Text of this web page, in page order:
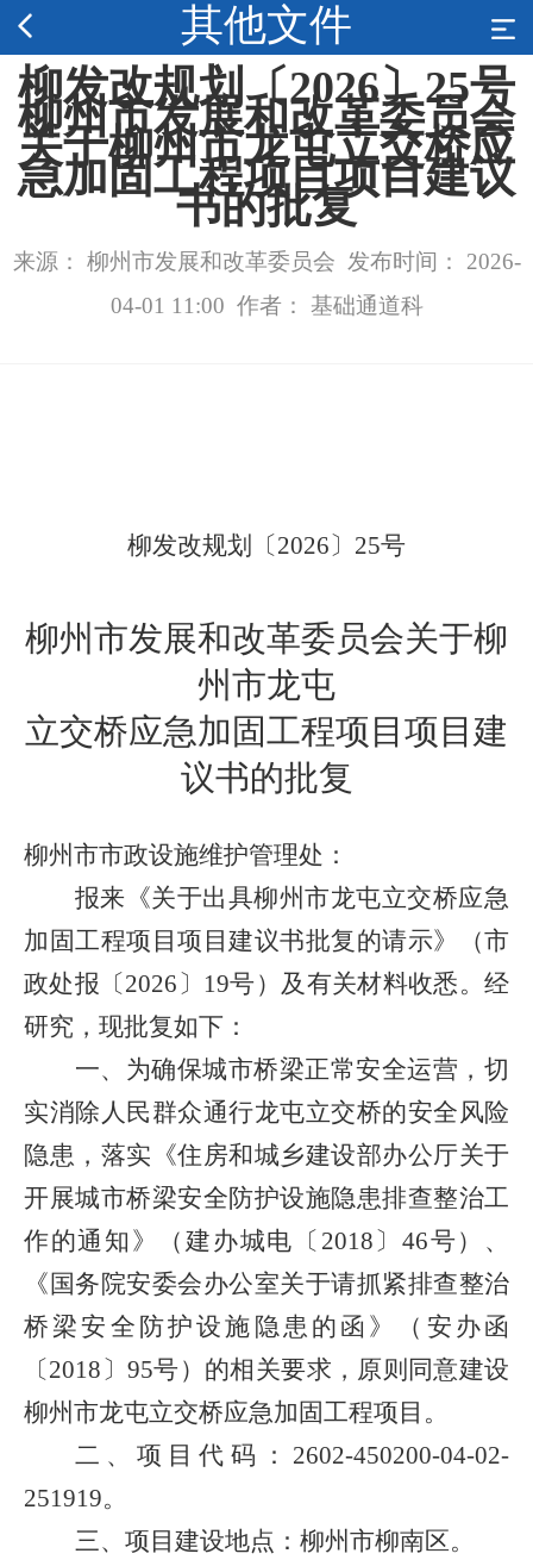
其他文件
柳发改规划〔2026〕25号
柳州市发展和改革委员会
关于柳州市龙屯立交桥应
急加固工程项目项目建议
书的批复
来源： 柳州市发展和改革委员会 发布时间： 2026-
04-01 11:00 作者： 基础通道科
柳发改规划〔2026〕 25号
柳州市发展和改革委员会关于柳
州市龙屯
立交桥应急加固工程项目项目建
议书的批复
柳州市市政设施维护管理处：
报来《关于出具柳州市龙屯立交桥应急
加固工程项目项目建议书批复的请示》（市
政处报〔2026 〕 19号）及有关材料收悉。经
研究，现批复如下：
一、为确保城市桥梁正常安全运营，切
实消除人民群众通行龙屯立交桥的安全风险
隐患，落实《住房和城乡建设部办公厅关于
开展城市桥梁安全防护设施隐患排查整治工
作的通知》（建办城电〔 2018 〕 46号）、
《国务院安委会办公室关于请抓紧排查整治
桥梁安全防护设施隐患的函》（安办函
〔2018 〕95号）的相关要求，原则同意建设
柳州市龙屯立交桥应急加固工程项目。
二、项目代码： 2602-450200-04-02-
251919。
三、项目建设地点：柳州市柳南区。